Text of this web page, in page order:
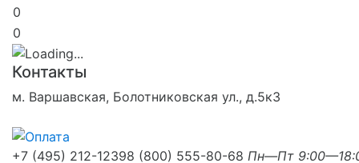
0
0
Контакты
м. Варшавская, Болотниковская ул., д.5к3
+7 (495) 212-12398 (800) 555-80-68 Пн—Пт